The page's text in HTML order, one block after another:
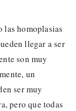
las homoplasias
llegar a ser
son muy
un
ser muy
pero que todas